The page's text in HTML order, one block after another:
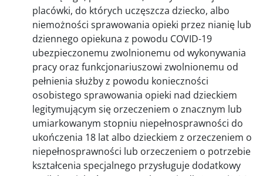
placówki, do których uczęszcza dziecko, albo
niemożności sprawowania opieki przez nianię lub
dziennego opiekuna z powodu COVID-19
ubezpieczonemu zwolnionemu od wykonywania
pracy oraz funkcjonariuszowi zwolnionemu od
pełnienia służby z powodu konieczności
osobistego sprawowania opieki nad dzieckiem
legitymującym się orzeczeniem o znacznym lub
umiarkowanym stopniu niepełnosprawności do
ukończenia 18 lat albo dzieckiem z orzeczeniem o
niepełnosprawności lub orzeczeniem o potrzebie
kształcenia specjalnego przysługuje dodatkowy